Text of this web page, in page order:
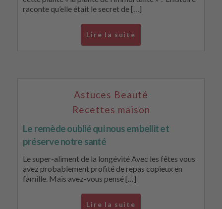
raconte qu’elle était le secret de […]
Lire la suite
Astuces Beauté
Recettes maison
Le remède oublié qui nous embellit et
préserve notre santé
Le super-aliment de la longévité Avec les fêtes vous
avez probablement profité de repas copieux en
famille. Mais avez-vous pensé […]
Lire la suite